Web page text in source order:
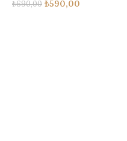
₺690,00 ₺590,00